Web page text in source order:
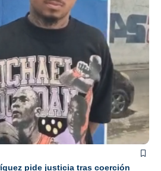
pide justicia tras coerción